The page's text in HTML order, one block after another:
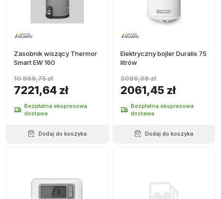
Zasobnik wiszący Thermor
Smart EW 160
7221,64 zł
10 969,75 zł
Bezpłatna ekspresowa
dostawa
Dodaj do koszyka
Elektryczny bojler Duralis 75
litrów
2061,45 zł
3096,09 zł
Bezpłatna ekspresowa
dostawa
Dodaj do koszyka